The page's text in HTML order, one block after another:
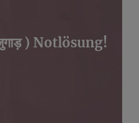
) Notlösung!